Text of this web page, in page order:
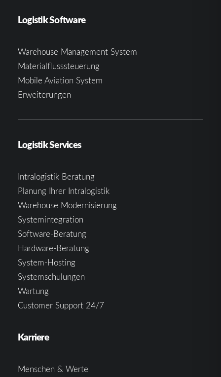
Logistik Software
Warehouse Management System
Materialflusssteuerung
Mobile Aviation System
Erweiterungen
Logistik Services
Intralogistik Beratung
Planung Ihrer Intralogistik
Warehouse Modernisierung
Systemintegration
Software-Beratung
Hardware-Beratung
System-Hosting
Systemschulungen
Wartung
Customer Support 24/7
Karriere
Menschen & Werte